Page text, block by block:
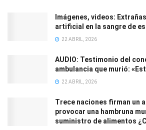
Imágenes, videos:
artificial en la sangre de
22 ABRIL, 2026
AUDIO: Testimonio del
ambulancia que murió:
22 ABRIL, 2026
Trece naciones firman un
provocar una hambruna
suministro de alimentos